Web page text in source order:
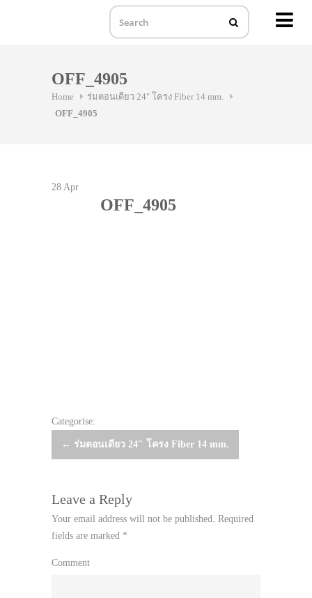
OFF_4905
Home
ร่มตอนเดียว 24" โครง Fiber 14 mm.
OFF_4905
28 Apr
OFF_4905
Categorise:
Post
← ร่มตอนเดียว 24″ โครง Fiber 14 mm.
Leave a Reply
Your email address will not be published. Required
fields are marked *
Comment